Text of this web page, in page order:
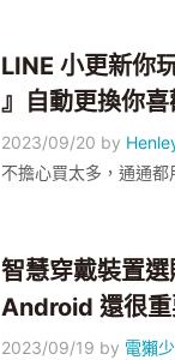
LINE 小更新你
』自動更換你
2023/09/20 by
不擔心買太多，通通都
智慧穿戴裝置
Android 還很重
2023/09/19 by 電獺